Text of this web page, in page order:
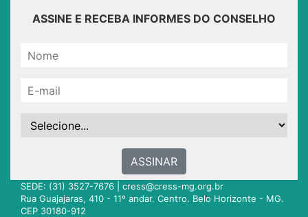
ASSINE E RECEBA INFORMES DO CONSELHO
ASSINAR
SEDE: (31) 3527-7676 | cress@cress-mg.org.br
Rua Guajajaras, 410 - 11º andar. Centro. Belo Horizonte - MG.
CEP 30180-912